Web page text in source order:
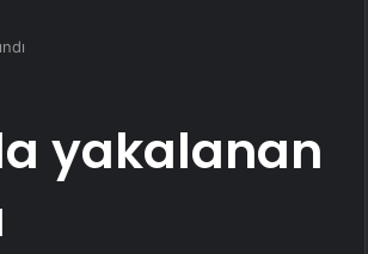
yakalanan